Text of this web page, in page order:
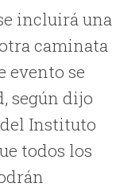
incluirá una
caminata
evento se
según dijo
Instituto
todos los